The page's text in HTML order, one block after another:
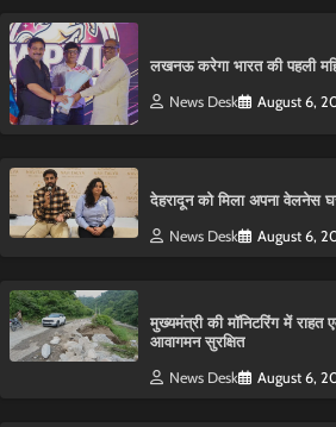
लखनऊ करेगा भारत की पहली
News Desk August 6,
देहरादून को मिला अपना वेलनेस
News Desk August 6,
मुख्यमंत्री की मॉनिटरिंग में राहत
आवागमन सुरक्षित
News Desk August 6,